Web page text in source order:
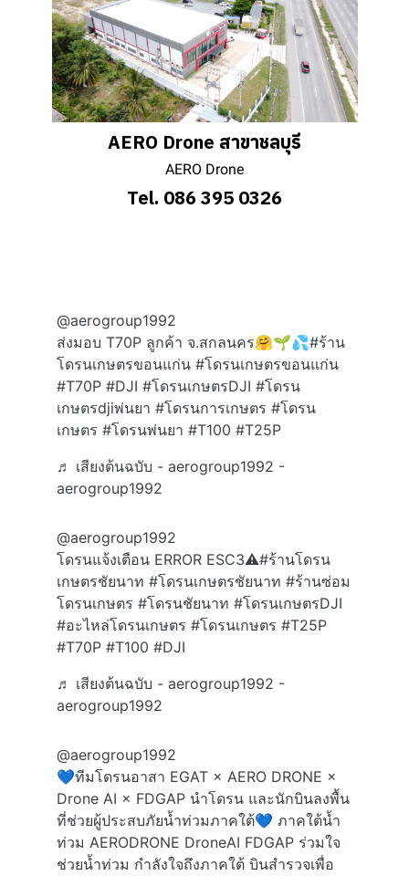
AERO Drone สาขาชลบุรี
AERO Drone
Tel. 086 395 0326
@aerogroup1992
ส่งมอบ T70P ลูกค้า จ.สกลนคร🤗🌱💦#ร้าน
โดรนเกษตรขอนแก่น #โดรนเกษตรขอนแก่น
#T70P #DJI #โดรนเกษตรDJI #โดรน
เกษตรdjiพ่นยา #โดรนการเกษตร #โดรน
เกษตร #โดรนพ่นยา #T100 #T25P
♬ เสียงต้นฉบับ - aerogroup1992 -
aerogroup1992
@aerogroup1992
โดรนแจ้งเตือน ERROR ESC3⚠️#ร้านโดรน
เกษตรชัยนาท #โดรนเกษตรชัยนาท #ร้านซ่อม
โดรนเกษตร #โดรนชัยนาท #โดรนเกษตรDJI
#อะไหล่โดรนเกษตร #โดรนเกษตร #T25P
#T70P #T100 #DJI
♬ เสียงต้นฉบับ - aerogroup1992 -
aerogroup1992
@aerogroup1992
💙ทีมโดรนอาสา EGAT × AERO DRONE ×
Drone AI × FDGAP นำโดรน และนักบินลงพื้น
ที่ช่วยผู้ประสบภัยน้ำท่วมภาคใต้💙 ภาคใต้น้ำ
ท่วม AERODRONE DroneAI FDGAP ร่วมใจ
ช่วยน้ำท่วม กำลังใจถึงภาคใต้ บินสำรวจเพื่อ